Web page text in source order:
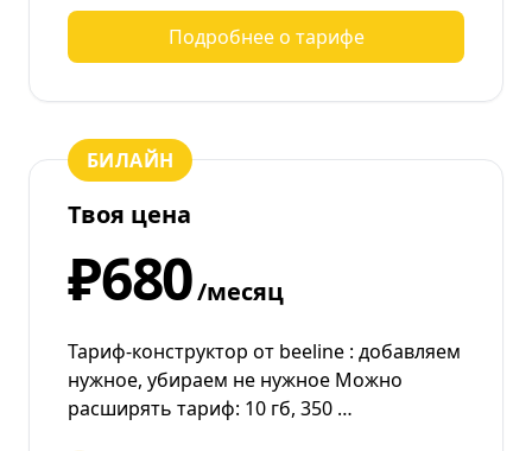
Подробнее о тарифе
БИЛАЙН
Твоя цена
₽680/месяц
Тариф-конструктор от beeline : добавляем
нужное, убираем не нужное Можно
расширять тариф: 10 гб, 350 …